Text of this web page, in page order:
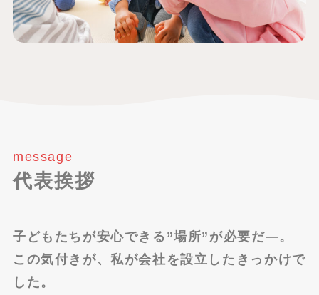
message
代表挨拶
子どもたちが安心できる”場所”が必要だ—。
この気付きが、私が会社を設立したきっかけで
した。